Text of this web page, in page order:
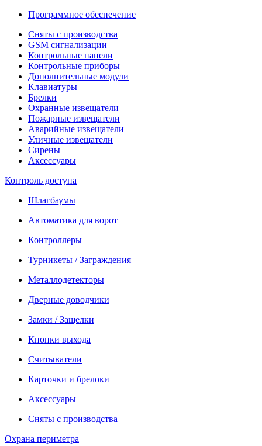
Программное обеспечение
Сняты с производства
GSM сигнализации
Контрольные панели
Контрольные приборы
Дополнительные модули
Клавиатуры
Брелки
Охранные извещатели
Пожарные извещатели
Аварийные извещатели
Уличные извещатели
Сирены
Аксессуары
Контроль доступа
Шлагбаумы
Автоматика для ворот
Контроллеры
Турникеты / Заграждения
Металлодетекторы
Дверные доводчики
Замки / Защелки
Кнопки выхода
Считыватели
Карточки и брелоки
Аксессуары
Сняты с производства
Охрана периметра